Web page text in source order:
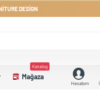
DESIGN
Mağaza
Katalog
Hesabım